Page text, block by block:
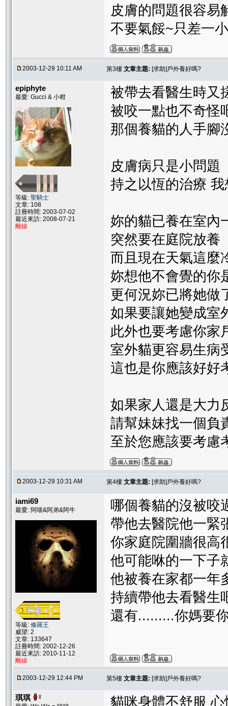
皮膚的問題很容易
不要氣餒~只差一
2003-12-29 10:11 AM 第3樓 文章主題: [求助]戶外養好嗎?
epiphyte
最愛: Gucci & 小柑
等級: 聖騎士
文章: 108
註冊時間: 2003-07-02
最近來訪: 2008-07-21
離線
被帶去看醫生時又
被咬一點也不奇怪
那個養貓的人手腳
皮膚病只是小問題
持之以恆的治療
妳的貓已養在室內
突然要在庭院放養
而且現在天氣這麼
妳想他不會覺的你
更何況妳已將她做
如果要讓她變成室
此外也要考慮你家
室外貓更容易生病
這也是你應該好好
如果家人還是大力
請幫妹妹找一個負
至於您應該要考慮
2003-12-29 10:31 AM 第4樓 文章主題: [求助]戶外養好嗎?
iami69
最愛: 阿喵&阿弟&阿牛
等級: 修羅王
威望: 2
文章: 133647
註冊時間: 2002-12-26
最近來訪: 2010-11-12
離線
哪個養貓的沒被咬
帶他去醫院他一
你家庭院圍牆很高
他可能咻的一下子
他被養在家都一
持續帶他去看醫
還有.........你媽要
2003-12-29 12:44 PM 第5樓 文章主題: [求助]戶外養好嗎?
琪琪 貓咪身體不舒服